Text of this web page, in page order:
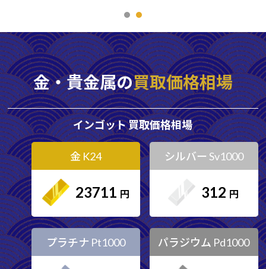
金・貴金属の買取価格相場
インゴット 買取価格相場
金 K24
23711
シルバー Sv1000
312
プラチナ Pt1000 パラジウム Pd1000